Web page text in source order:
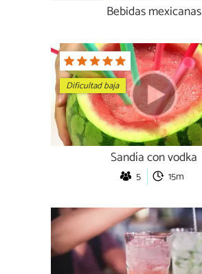
Bebidas mexicanas
Dificultad baja
Sandía con vodka
5 15m